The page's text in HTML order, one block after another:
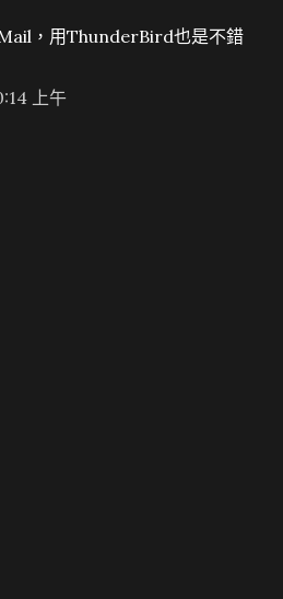
，用ThunderBird也是不錯
上午